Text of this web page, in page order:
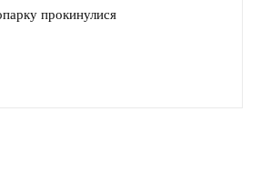
прокинулися